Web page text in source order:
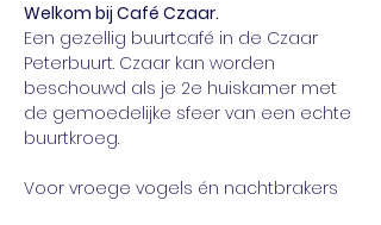
Welkom bij Café Czaar.
Een gezellig buurtcafé in de Czaar
Peterbuurt. Czaar kan worden
beschouwd als je 2e huiskamer met
de gemoedelijke sfeer van een echte
buurtkroeg.